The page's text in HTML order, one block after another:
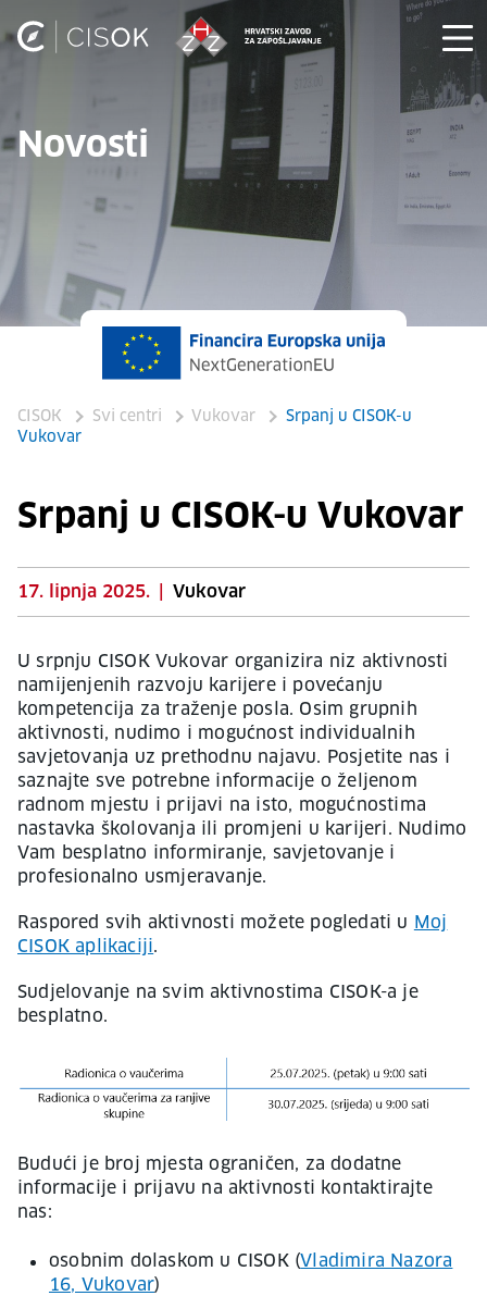
Novosti
CISOK Svi centri Vukovar
Srpanj u CISOK-u
Vukovar
Srpanj u CISOK-u Vukovar
17. lipnja 2025. Vukovar
U srpnju CISOK Vukovar organizira niz aktivnosti
namijenjenih razvoju karijere i povećanju
kompetencija za traženje posla. Osim grupnih
aktivnosti, nudimo i mogućnost individualnih
savjetovanja uz prethodnu najavu. Posjetite nas i
saznajte sve potrebne informacije o željenom
radnom mjestu i prijavi na isto, mogućnostima
nastavka školovanja ili promjeni u karijeri. Nudimo
Vam besplatno informiranje, savjetovanje i
profesionalno usmjeravanje.
Raspored svih aktivnosti možete pogledati u
Moj
CISOK aplikaciji.
Sudjelovanje na svim aktivnostima CISOK-a je
besplatno.
Budući je broj mjesta ograničen, za dodatne
informacije i prijavu na aktivnosti kontaktirajte
nas:
osobnim dolaskom u CISOK (Vladimira Nazora
16, Vukovar)